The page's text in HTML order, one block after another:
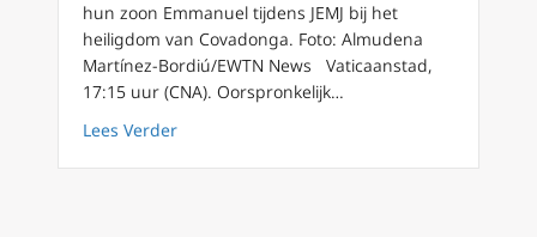
hun zoon Emmanuel tijdens JEMJ bij het
heiligdom van Covadonga. Foto: Almudena
Martínez-Bordiú/EWTN News Vaticaanstad,
17:15 uur (CNA). Oorspronkelijk…
Lees Verderabout Het overdenken van een kruisbeeld